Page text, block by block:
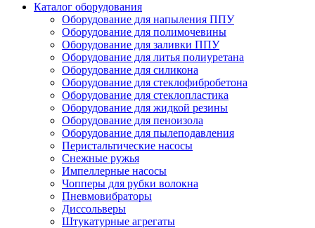
Каталог оборудования
Оборудование для напыления ППУ
Оборудование для полимочевины
Оборудование для заливки ППУ
Оборудование для литья полиуретана
Оборудование для силикона
Оборудование для стеклофибробетона
Оборудование для стеклопластика
Оборудование для жидкой резины
Оборудование для пеноизола
Оборудование для пылеподавления
Перистальтические насосы
Снежные ружья
Импеллерные насосы
Чопперы для рубки волокна
Пневмовибраторы
Диссольверы
Штукатурные агрегаты